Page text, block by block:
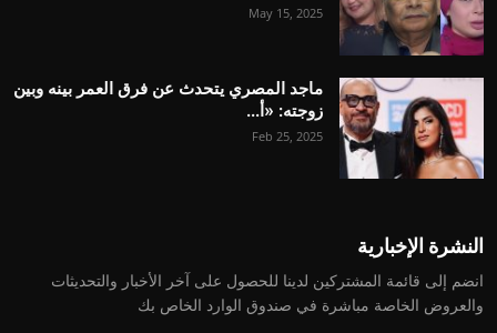
May 15, 2025
ماجد المصري يتحدث عن فرق العمر بينه وبين
زوجته: «أ...
Feb 25, 2025
النشرة الإخبارية
انضم إلى قائمة المشتركين لدينا للحصول على آخر الأخبار والتحديثات
والعروض الخاصة مباشرة في صندوق الوارد الخاص بك